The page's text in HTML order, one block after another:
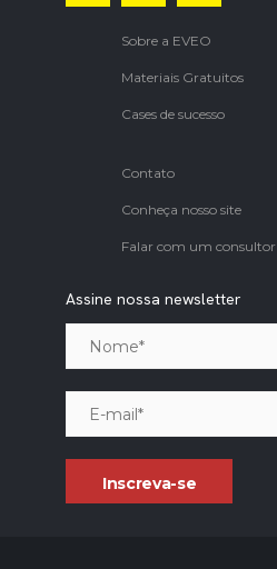
Sobre a EVEO
Materiais Gratuitos
Cases de sucesso
Contato
Conheça nosso site
Falar com um consultor
Assine nossa newsletter